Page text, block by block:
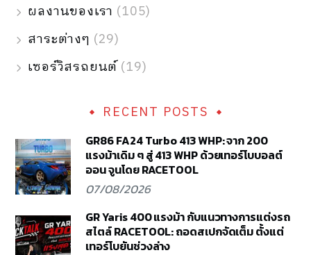
ผลงานของเรา (105)
สาระต่างๆ (29)
เซอร์วิสรถยนต์(19)
RECENT POSTS
GR86 FA24 Turbo 413 WHP: จาก 200
แรงม้าเดิม ๆ สู่ 413 WHP ด้วยเทอร์โบบอลต์
ออน จูนโดย RACETOOL
07/08/2026
GR Yaris 400 แรงม้า กับแนวทางการแต่งรถ
สไตล์ RACETOOL: ถอดสเปกจัดเต็ม ตั้งแต่
เทอร์โบยันช่วงล่าง